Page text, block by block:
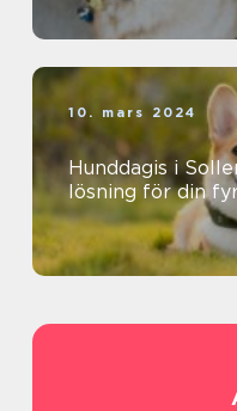
10. mars 2024
Hunddagis i
lösning för din